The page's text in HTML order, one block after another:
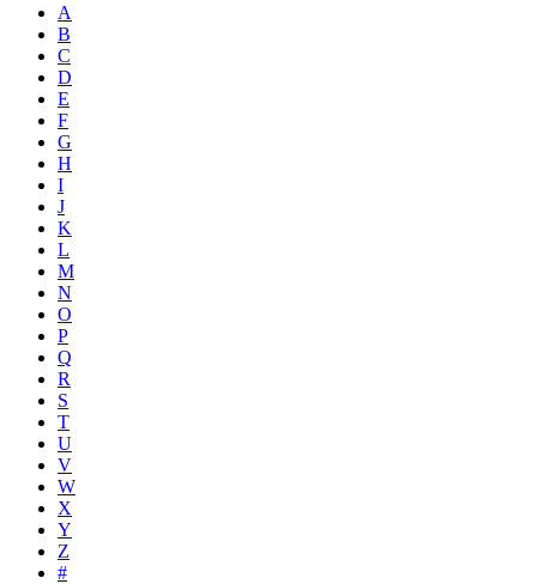
A
B
C
D
E
F
G
H
I
J
K
L
M
N
O
P
Q
R
S
T
U
V
W
X
Y
Z
#